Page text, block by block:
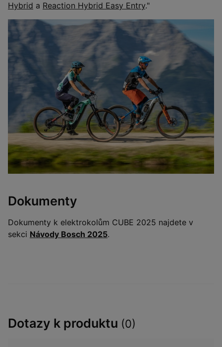
Hybrid a Reaction Hybrid Easy Entry."
Dokumenty
Dokumenty k elektrokolům CUBE 2025 najdete v
sekci Návody Bosch 2025.
Dotazy k produktu (0)